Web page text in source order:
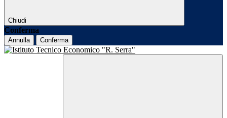
Chiudi
Conferma
Annulla Conferma